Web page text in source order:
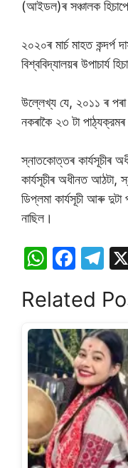
(আইডল)ৰ সঞ্চালক হিচাপে
২০২০ৰ মাৰ্চ মাহত কন্দৰ্প
বিশ্ববিদ্যালয়ৰ উপাচাৰ্য
উল্লেখ্য যে, ২০১১ ৰ
নকৰাকৈ ২৩ টা
স্নাতকোত্তৰ কাৰ্যসূচীৰ
কাৰ্যসূচীৰ অধীনত আঠটা,
ডিপ্লমা কাৰ্যসূচী আৰু
নাছিল।
W
at
s
A
p
p
F
c
e
b
o
o
k
T
e
gr
a
m
Related